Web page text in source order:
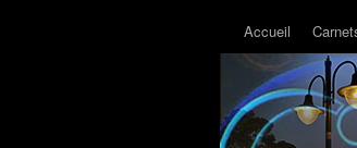
Accueil